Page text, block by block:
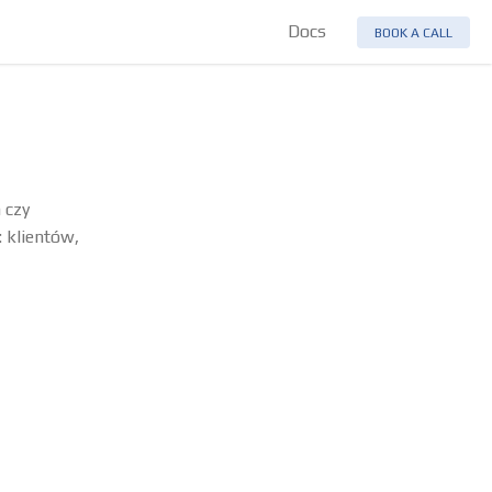
Docs BOOK A CALL
klientów,